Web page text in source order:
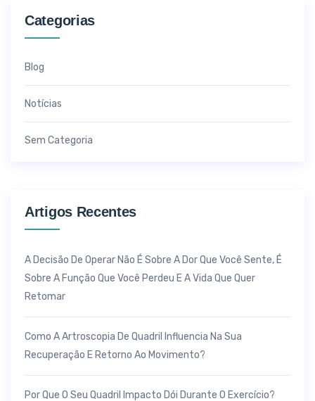
Categorias
Blog
Notícias
Sem Categoria
Artigos Recentes
A Decisão De Operar Não É Sobre A Dor Que Você Sente, É
Sobre A Função Que Você Perdeu E A Vida Que Quer
Retomar
Como A Artroscopia De Quadril Influencia Na Sua
Recuperação E Retorno Ao Movimento?
Por Que O Seu Quadril Impacto Dói Durante O Exercício?